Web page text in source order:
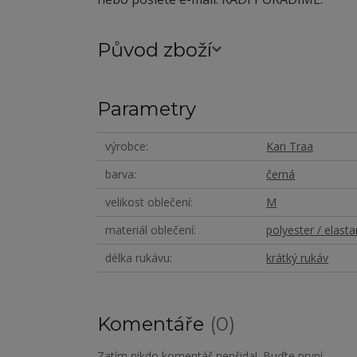
Původ zboží
Parametry
výrobce
Kari Traa
barva
černá
velikost oblečení
M
materiál oblečení
polyester /
délka rukávu
krátký rukáv
Komentáře 0